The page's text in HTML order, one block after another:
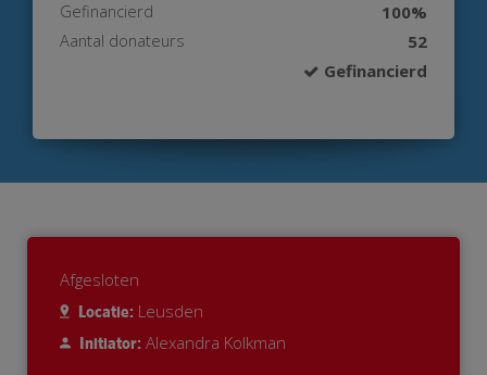
Gefinancierd 100%
Aantal donateurs
52
Gefinancierd
Afgesloten
Locatie: Leusden
Initiator: Alexandra Kolkman